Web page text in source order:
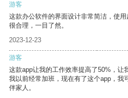
游客
这款办公软件的界面设计非常简洁，使
很合理，一目了然。
2023-12-23
游客
这款app让我的工作效率提高了50%，让
我以前经常加班，现在有了这个app，我
伴家人。